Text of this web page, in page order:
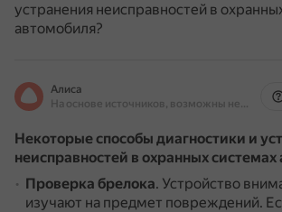
устранения неисправностей в
автомобиля?
Алиса
На основе источников, возможны неточности
Некоторые способы диагностики и
неисправностей в охранных
Проверка брелока. Устройство
изучают на предмет повреждений.